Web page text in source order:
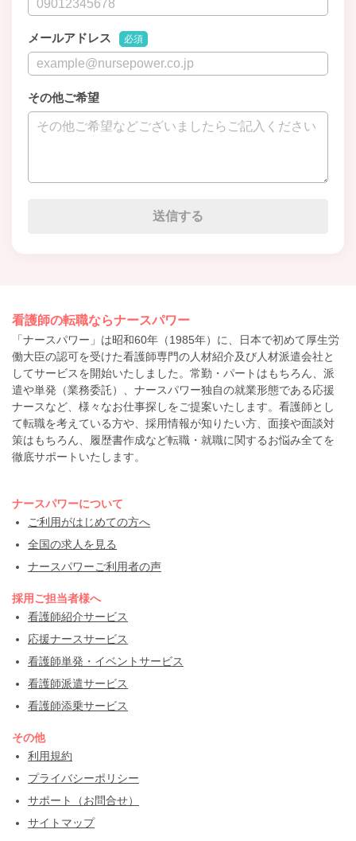
メールアドレス 必須
その他ご希望
看護師の転職ならナースパワー
「ナースパワー」は昭和60年（1985年）に、日本で初めて厚生労
働大臣の認可を受けた看護師専門の人材紹介及び人材派遣会社と
してサービスを開始いたしました。常勤・パートはもちろん、派
遣や単発（業務委託）、ナースパワー独自の就業形態である応援
ナースなど、様々なお仕事探しをご提案いたします。看護師とし
て転職を考えている方や、採用情報が知りたい方、面接や面談対
策はもちろん、履歴書作成など転職・就職に関するお悩み全てを
徹底サポートいたします。
ナースパワーについて
ご利用がはじめての方へ
全国の求人を見る
ナースパワーご利用者の声
採用ご担当者様へ
看護師紹介サービス
応援ナースサービス
看護師単発・イベントサービス
看護師派遣サービス
看護師添乗サービス
その他
利用規約
プライバシーポリシー
サポート（お問合せ）
サイトマップ